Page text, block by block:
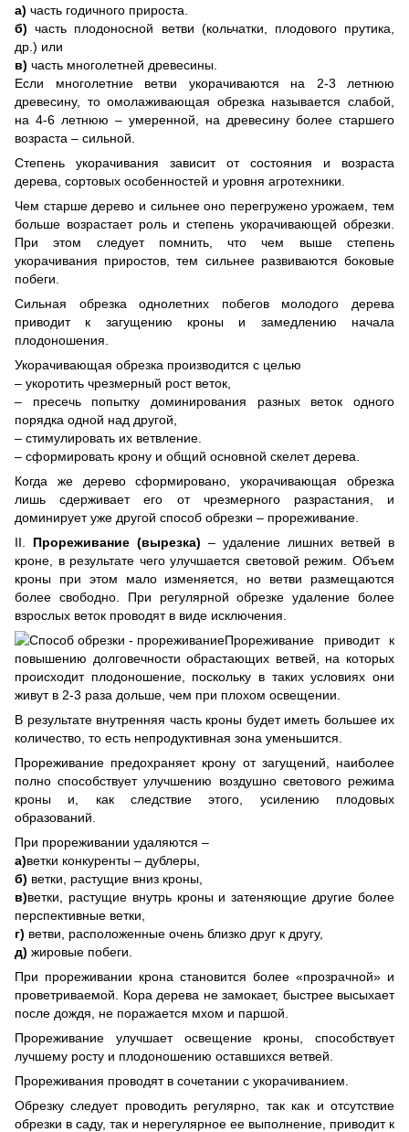
a) часть годичного прироста.
б) часть плодоносной ветви (кольчатки, плодового прутика,
др.) или
в) часть многолетней древесины.
Если многолетние ветви укорачиваются на 2-3 летнюю
древесину, то омолаживающая обрезка называется слабой,
на 4-6 летнюю – умеренной, на древесину более старшего
возраста – сильной.
Степень укорачивания зависит от состояния и возраста
дерева, сортовых особенностей и уровня агротехники.
Чем старше дерево и сильнее оно перегружено урожаем, тем
больше возрастает роль и степень укорачивающей обрезки.
При этом следует помнить, что чем выше степень
укорачивания приростов, тем сильнее развиваются боковые
побеги.
Сильная обрезка однолетних побегов молодого дерева
приводит к загущению кроны и замедлению начала
плодоношения.
Укорачивающая обрезка производится с целью
– укоротить чрезмерный рост веток,
– пресечь попытку доминирования разных веток одного
порядка одной над другой,
– стимулировать их ветвление.
– cформировать крону и общий основной скелет дерева.
Когда же дерево сформировано, укорачивающая обрезка
лишь сдерживает его от чрезмерного разрастания, и
доминирует уже другой способ обрезки – прореживание.
II.
Прореживание (вырезка) – удаление лишних ветвей в
кроне, в результате чего улучшается световой режим. Объем
кроны при этом мало изменяется, но ветви размещаются
более свободно. При регулярной обрезке удаление более
взрослых веток проводят в виде исключения.
Прореживание приводит к
повышению долговечности обрастающих ветвей, на которых
происходит плодоношение, поскольку в таких условиях они
живут в 2-3 раза дольше, чем при плохом освещении.
В результате внутренняя часть кроны будет иметь большее их
количество, то есть непродуктивная зона уменьшится.
Прореживание предохраняет крону от загущений, наиболее
полно способствует улучшению воздушно светового режима
кроны и, как следствие этого, усилению плодовых
образований.
При прореживании удаляются –
а)ветки конкуренты – дублеры,
б) ветки, растущие вниз кроны,
в)ветки, растущие внутрь кроны и затеняющие другие более
перспективные ветки,
г) ветви, расположенные очень близко друг к другу,
д) жировые побеги.
При прореживании крона становится более «прозрачной» и
проветриваемой. Кора дерева не замокает, быстрее высыхает
после дождя, не поражается мхом и паршой.
Прореживание улучшает освещение кроны, способствует
лучшему росту и плодоношению оставшихся ветвей.
Прореживания проводят в сочетании с укорачиванием.
Обрезку следует проводить регулярно, так как и отсутствие
обрезки в саду, так и нерегулярное ее выполнение, приводит к